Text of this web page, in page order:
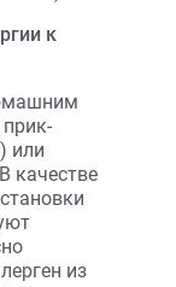
к
или
качестве
из